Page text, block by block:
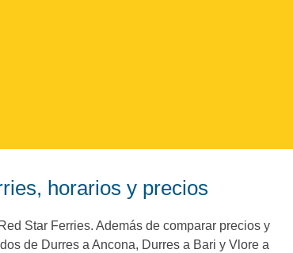
horarios y precios
Star Ferries. Además de comparar precios y
de Durres a Ancona, Durres a Bari y Vlore a